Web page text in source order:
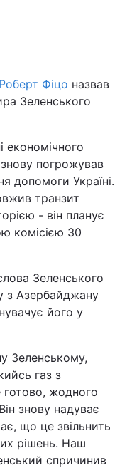
Роберт Фіцо назвав
Зеленського
економічного
погрожував
допомоги Україні.
транзит
- він планує
комісією 30
Зеленського
з Азербайджану
його у
Зеленському,
газ з
готово, жодного
знову надуває
що це звільнить
рішень. Наш
спричинив